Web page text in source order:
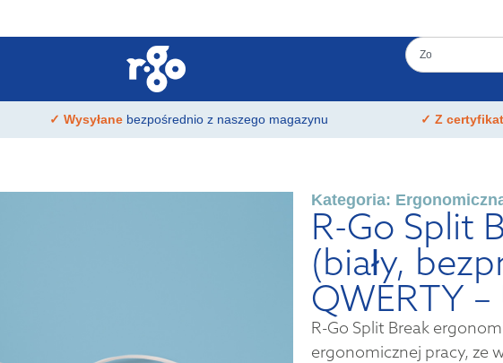
✓ Wysyłane bezpośrednio z naszego magazynu ✓ Z
Kategoria:
R-Go Split
(biały,
QWERTY –
R-Go Split Break
ergonomicznej pracy, ze